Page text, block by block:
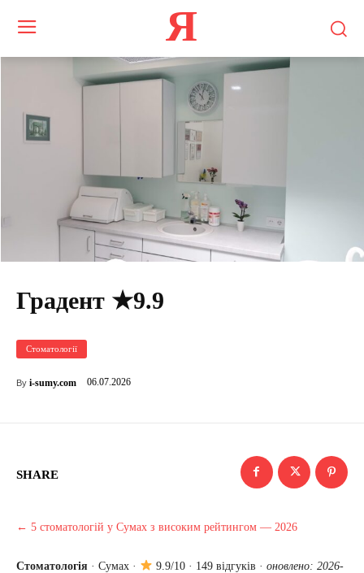
Я
Градент ★9.9
Стоматології
By i-sumy.com 06.07.2026
SHARE
← 5 стоматологій у Сумах з високим рейтингом — 2026
Стоматологія · Сумах · 9.9/10 · 149 відгуків · оновлено: 2026-